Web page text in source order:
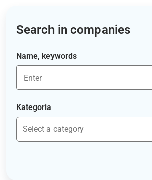
Search in companies
Name, keywords
Kategoria